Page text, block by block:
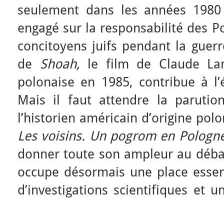
seulement dans les années
engagé sur la responsabilité des
concitoyens juifs pendant la
de Shoah,
le film de Claude
polonaise en 1985, contribue à
Mais il faut attendre la
l’historien américain d’origine
Les voisins. Un pogrom en
donner toute son ampleur au
occupe désormais une place
d’investigations scientifiques et